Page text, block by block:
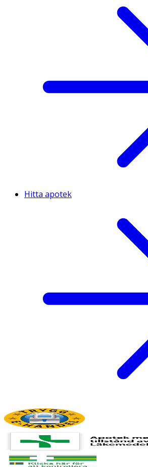
Hitta apotek